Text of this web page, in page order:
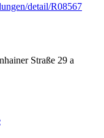
detail/R08567
Straße 29 a